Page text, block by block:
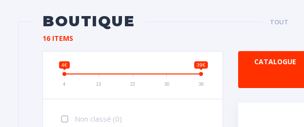
BOUTIQUE TOUT
16 ITEMS
4€ 39€
4 13 22 30 39
Non classé (0)
CATALOGUE